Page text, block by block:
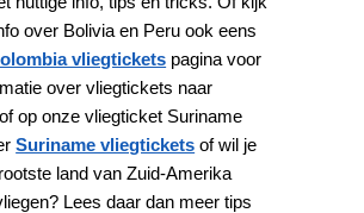
over Bolivia en Peru ook eens
vliegtickets pagina voor
over vliegtickets naar
op onze vliegticket Suriname
Suriname vliegtickets of wil je
land van Zuid-Amerika
Lees daar dan meer tips